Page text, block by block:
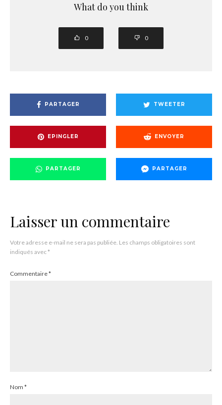
What do you think
0 0
PARTAGER TWEETER
EPINGLER ENVOYER
PARTAGER PARTAGER
Laisser un commentaire
Votre adresse e-mail ne sera pas publiée. Les champs obligatoires sont
indiqués avec*
Commentaire*
Nom *